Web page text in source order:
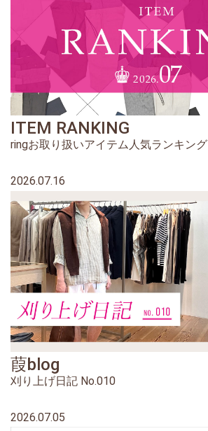
ITEM RANKING
ringお取り扱いアイテム人気ランキング
2026.07.16
葭blog
刈り上げ日記 No.010
2026.07.05